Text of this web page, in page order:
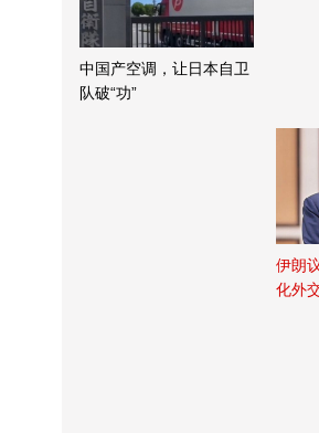
中国产空调，让日本自卫
队破“功”
伊朗
化外